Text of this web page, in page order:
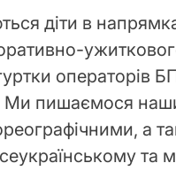
діти в
операторів
пишаємося
а